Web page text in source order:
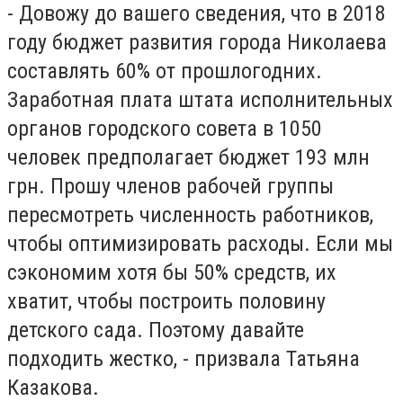
- Довожу до вашего сведения, что в 2018
году бюджет развития города Николаева
составлять 60% от прошлогодних.
Заработная плата штата исполнительных
органов городского совета в 1050
человек предполагает бюджет 193 млн
грн. Прошу членов рабочей группы
пересмотреть численность работников,
чтобы оптимизировать расходы. Если мы
сэкономим хотя бы 50% средств, их
хватит, чтобы построить половину
детского сада. Поэтому давайте
подходить жестко, - призвала Татьяна
Казакова.